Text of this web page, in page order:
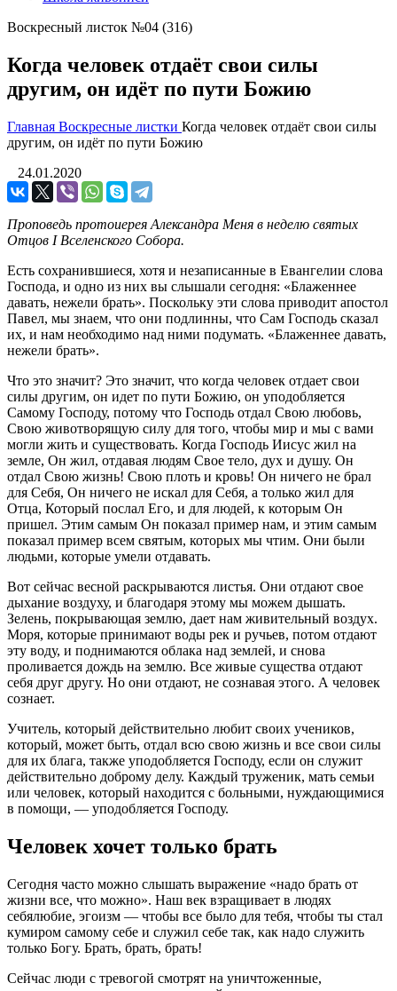
Воскресный листок №04 (316)
Когда человек отдаёт свои силы
другим, он идёт по пути Божию
Главная Воскресные листки Когда человек отдаёт свои силы
другим, он идёт по пути Божию
24.01.2020
Проповедь протоиерея Александра Меня в неделю святых
Отцов I Вселенского Собора.
Есть сохранившиеся, хотя и незаписанные в Евангелии слова
Господа, и одно из них вы слышали сегодня: «Блаженнее
давать, нежели брать». Поскольку эти слова приводит апостол
Павел, мы знаем, что они подлинны, что Сам Господь сказал
их, и нам необходимо над ними подумать. «Блаженнее давать,
нежели брать».
Что это значит? Это значит, что когда человек отдает свои
силы другим, он идет по пути Божию, он уподобляется
Самому Господу, потому что Господь отдал Свою любовь,
Свою животворящую силу для того, чтобы мир и мы с вами
могли жить и существовать. Когда Господь Иисус жил на
земле, Он жил, отдавая людям Свое тело, дух и душу. Он
отдал Свою жизнь! Свою плоть и кровь! Он ничего не брал
для Себя, Он ничего не искал для Себя, а только жил для
Отца, Который послал Его, и для людей, к которым Он
пришел. Этим самым Он показал пример нам, и этим самым
показал пример всем святым, которых мы чтим. Они были
людьми, которые умели отдавать.
Вот сейчас весной раскрываются листья. Они отдают свое
дыхание воздуху, и благодаря этому мы можем дышать.
Зелень, покрывающая землю, дает нам живительный воздух.
Моря, которые принимают воды рек и ручьев, потом отдают
эту воду, и поднимаются облака над землей, и снова
проливается дождь на землю. Все живые существа отдают
себя друг другу. Но они отдают, не сознавая этого. А человек
сознает.
Учитель, который действительно любит своих учеников,
который, может быть, отдал всю свою жизнь и все свои силы
для их блага, также уподобляется Господу, если он служит
действительно доброму делу. Каждый труженик, мать семьи
или человек, который находится с больными, нуждающимися
в помощи, — уподобляется Господу.
Человек хочет только брать
Сегодня часто можно слышать выражение «надо брать от
жизни все, что можно». Наш век взращивает в людях
себялюбие, эгоизм — чтобы все было для тебя, чтобы ты стал
кумиром самому себе и служил себе так, как надо служить
только Богу. Брать, брать, брать!
Сейчас люди с тревогой смотрят на уничтоженные,